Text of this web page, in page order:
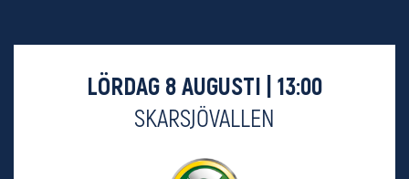
LÖRDAG 8 AUGUSTI | 13:00
SKARSJÖVALLEN